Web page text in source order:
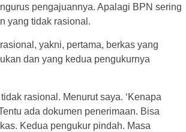
pengajuannya. Apalagi BPN sering
yang tidak rasional.
yakni, pertama, berkas yang
dan yang kedua pengukurnya
rasional. Menurut saya. ‘Kenapa
ada dokumen penerimaan. Bisa
Kedua pengukur pindah. Masa